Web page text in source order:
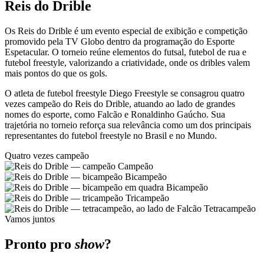
Reis do Drible
Os Reis do Drible é um evento especial de exibição e competição
promovido pela TV Globo dentro da programação do Esporte
Espetacular. O torneio reúne elementos do futsal, futebol de rua e
futebol freestyle, valorizando a criatividade, onde os dribles valem
mais pontos do que os gols.
O atleta de futebol freestyle Diego Freestyle se consagrou quatro
vezes campeão do Reis do Drible, atuando ao lado de grandes
nomes do esporte, como Falcão e Ronaldinho Gaúcho. Sua
trajetória no torneio reforça sua relevância como um dos principais
representantes do futebol freestyle no Brasil e no Mundo.
Quatro vezes campeão
Campeão
Bicampeão
Bicampeão
Tricampeão
Tetracampeão
Vamos juntos
Pronto pro show?